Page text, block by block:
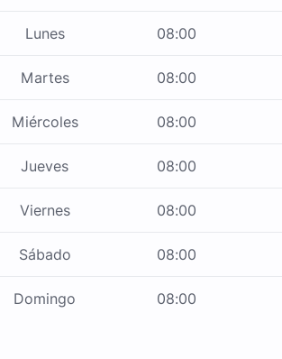
Lunes 08:00
Martes 08:00
Miércoles 08:00
Jueves 08:00
Viernes 08:00
Sábado 08:00
Domingo 08:00